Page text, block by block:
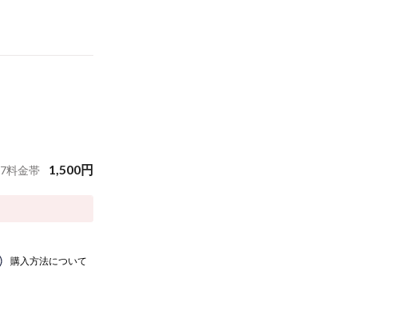
7料金帯 1,500円
購入方法について